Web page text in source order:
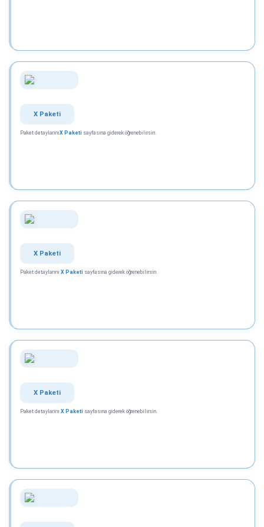
X Paketi
Paket detaylarınıX Paketi sayfasına giderek öğrenebilirsin.
X Paketi
Paket detaylarını X Paketi sayfasına giderek öğrenebilirsin.
X Paketi
Paket detaylarını X Paketi sayfasına giderek öğrenebilirsin.